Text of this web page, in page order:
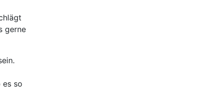
gerne
es so